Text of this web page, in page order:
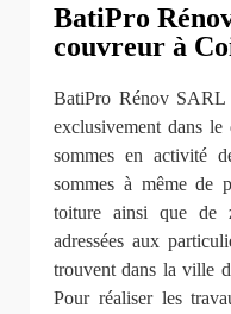
BatiPro
couvreur à
BatiPro Rénov SARL
exclusivement dans
sommes en activité
sommes à même de
toiture ainsi que de
adressées aux
trouvent dans la ville
Pour réaliser les